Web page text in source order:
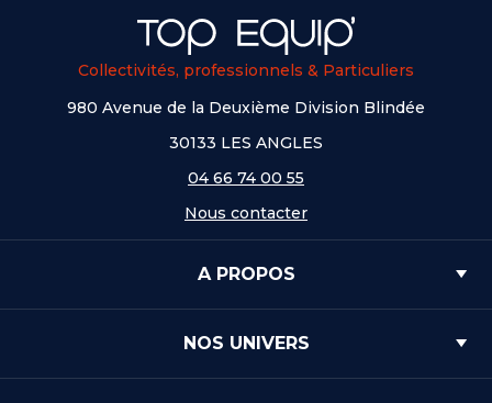
Collectivités, professionnels & Particuliers
980 Avenue de la Deuxième Division Blindée
30133 LES ANGLES
04 66 74 00 55
Nous contacter
A PROPOS
NOS UNIVERS